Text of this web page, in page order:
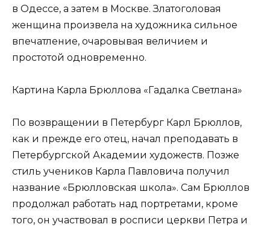
в Одессе, а затем в Москве. Златоголовая
женщина произвела на художника сильное
впечатление, очаровывая величием и
простотой одновременно.
Картина Карла Брюллова «Гадалка Светлана»
По возвращении в Петербург Карл Брюллов,
как и прежде его отец, начал преподавать в
Петербургской Академии художеств. Позже
стиль учеников Карла Павловича получил
название «Брюлловская школа». Сам Брюллов
продолжал работать над портретами, кроме
того, он участвовал в росписи церкви Петра и